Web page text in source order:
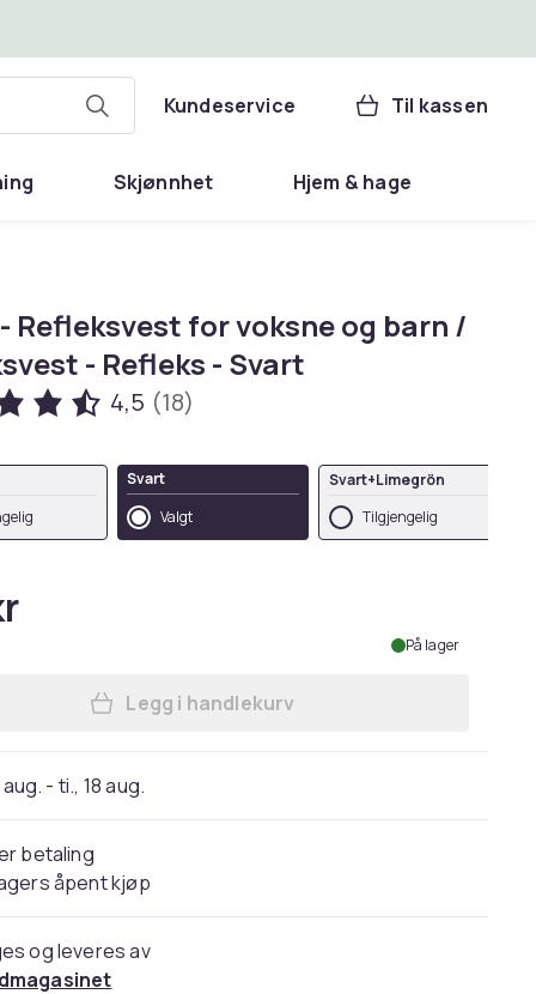
Kundeservice Til kassen
Skjønnhet Hjem & hage
Refleksvest for voksne og barn /
- Refleks - Svart
4,5 (18)
Svart
Valgt
Svart+Limegrön
Tilgjengelig
På lager
Legg 2-Pak - Refleksvest for
Legg i handlekurv
aug. - ti., 18 aug.
betaling
åpent kjøp
og leveres av